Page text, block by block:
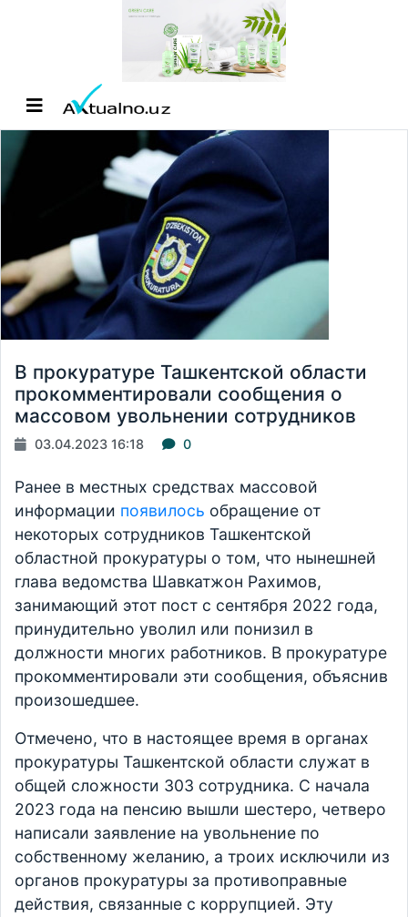
В прокуратуре Ташкентской области
прокомментировали сообщения о
массовом увольнении сотрудников
03.04.2023 16:18 0
Ранее в местных средствах массовой
информации появилось обращение от
некоторых сотрудников Ташкентской
областной прокуратуры о том, что нынешней
глава ведомства Шавкатжон Рахимов,
занимающий этот пост с сентября 2022 года,
принудительно уволил или понизил в
должности многих работников. В прокуратуре
прокомментировали эти сообщения, объяснив
произошедшее.
Отмечено, что в настоящее время в органах
прокуратуры Ташкентской области служат в
общей сложности 303 сотрудника. С начала
2023 года на пенсию вышли шестеро, четверо
написали заявление на увольнение по
собственному желанию, а троих исключили из
органов прокуратуры за противоправные
действия, связанные с коррупцией. Эту